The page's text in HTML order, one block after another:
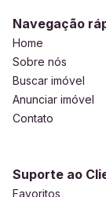
Navegação
Home
Sobre nós
Buscar imóvel
Anunciar imóvel
Contato
Suporte ao
Favoritos